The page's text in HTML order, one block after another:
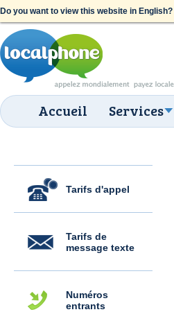
Do you want to view this website in English?
Accueil Services
Tarifs d'appel
Tarifs de
message texte
Numéros
entrants